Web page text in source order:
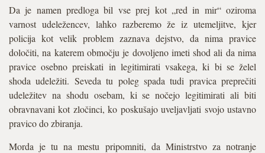
Da je namen predloga bil vse prej kot „red in mir“ oziroma
varnost udeležencev, lahko razberemo že iz utemeljitve, kjer
policija kot velik problem zaznava dejstvo, da nima pravice
določiti, na katerem območju je dovoljeno imeti shod ali da nima
pravice osebno preiskati in legitimirati vsakega, ki bi se želel
shoda udeležiti. Seveda tu poleg spada tudi pravica preprečiti
udeležitev na shodu osebam, ki se nočejo legitimirati ali biti
obravnavani kot zločinci, ko poskušajo uveljavljati svojo ustavno
pravico do zbiranja.
Morda je tu na mestu pripomniti, da Ministrstvo za notranje